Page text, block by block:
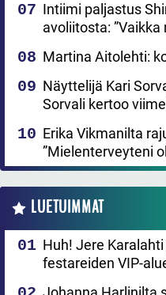
Intiimi paljastus
avoliitosta: ”Vaikka
Martina Aitolehti:
Näyttelijä Kari
Sorvali kertoo
Erika Vikmanilta
”Mielenterveyteni
LUETUIMMAT
Huh! Jere
festareiden VIP-